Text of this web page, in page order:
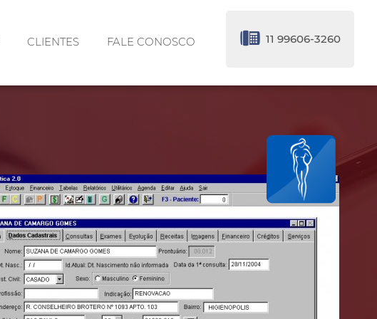
11 99606-3260
CLIENTES FALE CONOSCO